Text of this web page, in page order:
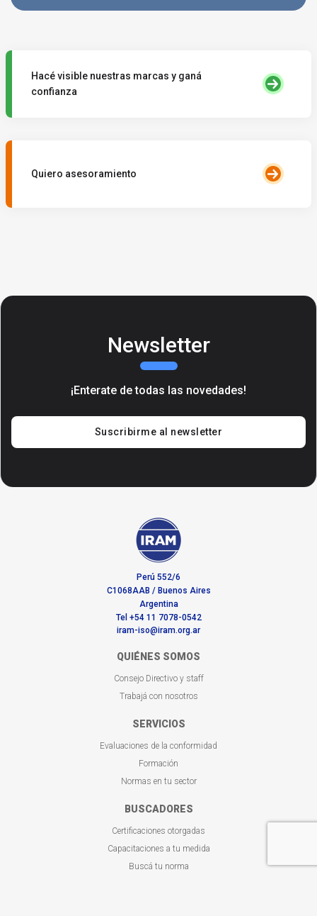
Hacé visible nuestras marcas y ganá
confianza
Quiero asesoramiento
Newsletter
¡Enterate de todas las novedades!
Suscribirme al newsletter
Perú 552/6
C1068AAB / Buenos Aires
Argentina
Tel +54 11 7078-0542
iram-iso@iram.org.ar
QUIÉNES SOMOS
Consejo Directivo y staff
Trabajá con nosotros
SERVICIOS
Evaluaciones de la conformidad
Formación
Normas en tu sector
BUSCADORES
Certificaciones otorgadas
Capacitaciones a tu medida
Buscá tu norma